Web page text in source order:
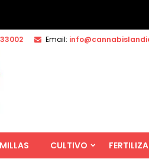
Email:
CULTIVO